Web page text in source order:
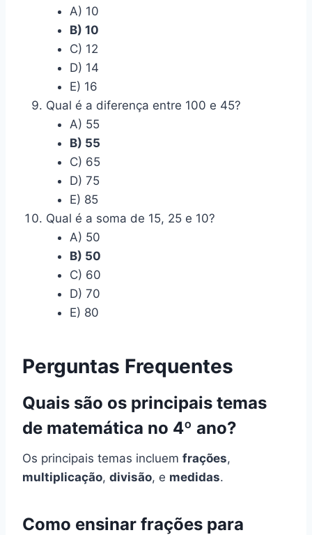
A) 10
B) 10
C) 12
D) 14
E) 16
Qual é a diferença entre 100 e 45?
A) 55
B) 55
C) 65
D) 75
E) 85
Qual é a soma de 15, 25 e 10?
A) 50
B) 50
C) 60
D) 70
E) 80
Perguntas Frequentes
Quais são os principais temas
de matemática no 4º ano?
Os principais temas incluem frações,
multiplicação, divisão, e medidas.
Como ensinar frações para